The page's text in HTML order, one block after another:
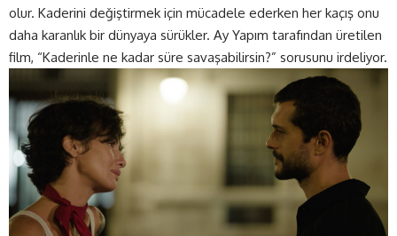
olur. Kaderini değiştirmek için mücadele ederken her kaçış onu
daha karanlık bir dünyaya sürükler. Ay Yapım tarafından üretilen
film, “Kaderinle ne kadar süre savaşabilirsin?” sorusunu irdeliyor.